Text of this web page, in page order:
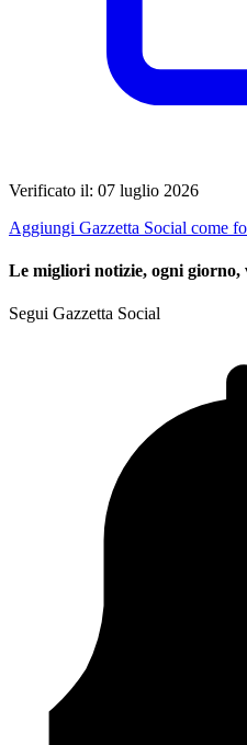
Verificato il: 07 luglio 2026
Aggiungi Gazzetta Social come
Le migliori notizie, ogni giorno,
Segui Gazzetta Social